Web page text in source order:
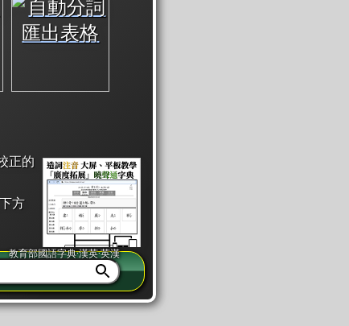
正的
方
注音」或「同筆畫」。
詢」此字詞的解釋，不
教育部國語字典·漢英·英漢